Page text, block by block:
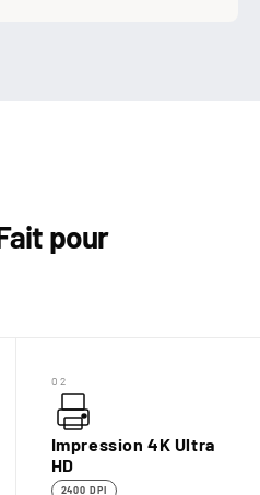
pour
02
Impression 4K Ultra
HD
2400 DPI